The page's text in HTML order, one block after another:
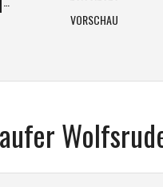
VORSCHAU